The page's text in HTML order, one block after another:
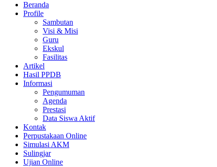
Beranda
Profile
Sambutan
Visi & Misi
Guru
Ekskul
Fasilitas
Artikel
Hasil PPDB
Informasi
Pengumuman
Agenda
Prestasi
Data Siswa Aktif
Kontak
Perpustakaan Online
Simulasi AKM
Sulingjar
Ujian Online